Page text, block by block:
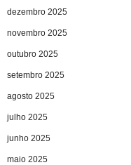
dezembro 2025
novembro 2025
outubro 2025
setembro 2025
agosto 2025
julho 2025
junho 2025
maio 2025